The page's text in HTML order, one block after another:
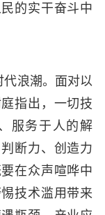
的实干奋斗中
浪潮。面对以
指出，一切技
服务于人的解
断力、创造力
在众声喧哗中
技术滥用带来